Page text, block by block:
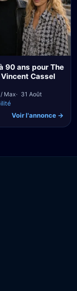
90 ans pour The
Cassel
Max
31 Août
Voir l'annonce →